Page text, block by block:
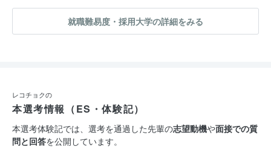
など、音楽に体験という＋αを加えたサービスを展開していま
『音楽は、夢を見る』
音楽に関わるすべての人が見る夢を、レコチョクの擁する IT 技
術を駆使することで、音楽市場の活性化の実現につなげる。そう
した音楽の力を信じ、その可能性と向き合うという意志を込め、
就職難易度・採用大学の詳細をみる
レコチョクの
本選考情報（ES・体験記）
本選考体験記では、選考を通過した先輩の志望動機や面接での質
問と回答を公開しています。